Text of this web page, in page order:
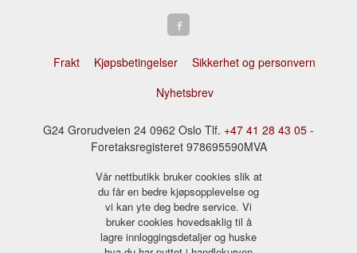
Frakt Kjøpsbetingelser
Sikkerhet og personvern
Nyhetsbrev
G24 Grorudveien 24 0962 Oslo Tlf. +47 41 28 43 05 -
Foretaksregisteret 978695590MVA
Vår nettbutikk bruker cookies slik at
du får en bedre kjøpsopplevelse og
vi kan yte deg bedre service. Vi
bruker cookies hovedsaklig til å
lagre innloggingsdetaljer og huske